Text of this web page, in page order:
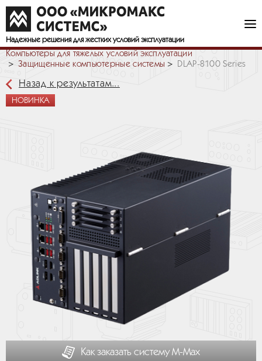
Надежные решения для жестких условий эксплуатации
Компьютеры для тяжелых условий эксплуатации
Защищенные компьютерные системы
DLAP-8100 Series
Назад к результатам...
НОВИНКА
Как заказать систему М-Мах